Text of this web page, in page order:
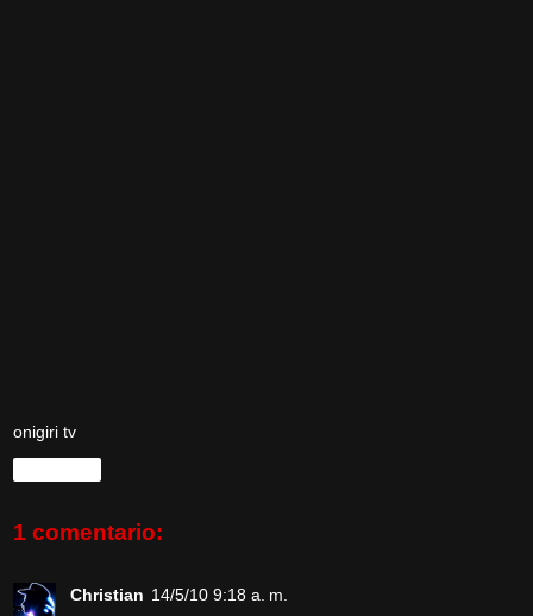
onigiri tv
1 comentario:
Christian 14/5/10 9:18 a. m.